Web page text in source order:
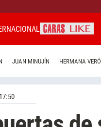
JUAN MINUJÍN HERMANA